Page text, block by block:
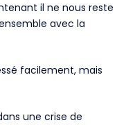
il ne nous reste
avec la
facilement, mais
une crise de